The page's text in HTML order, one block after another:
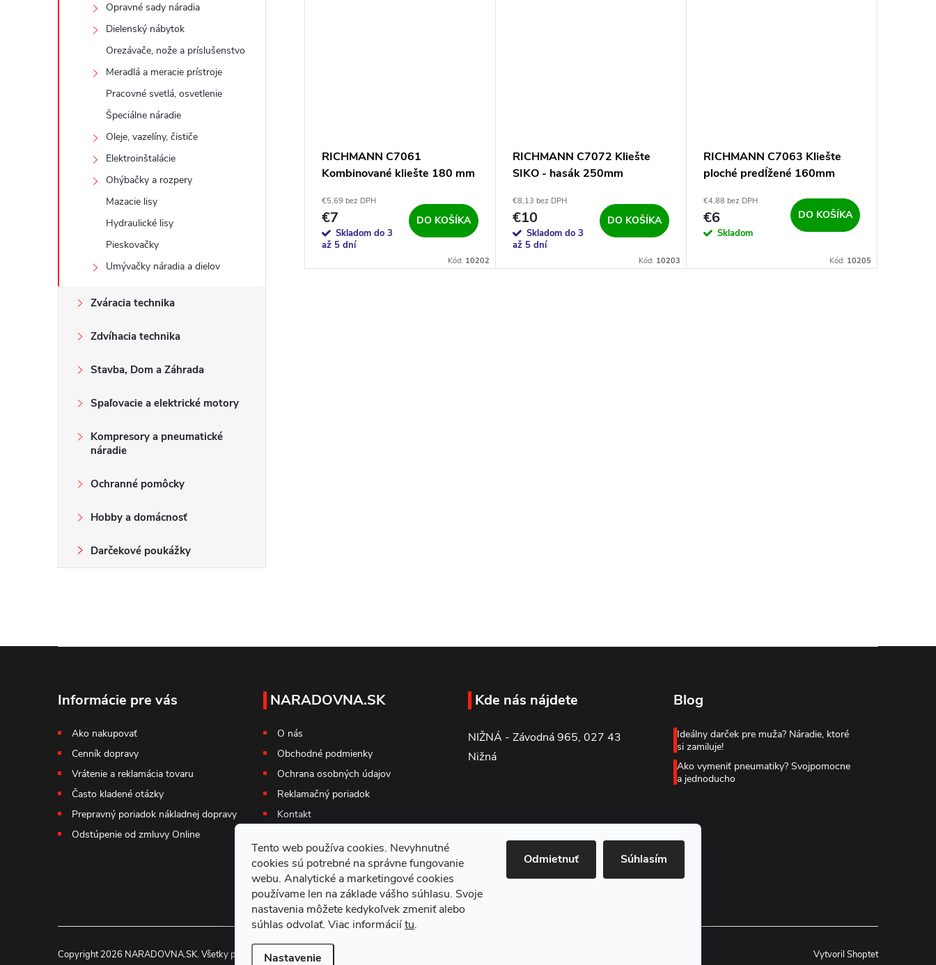
Tento web používa cookies. Nevyhnutné
cookies sú potrebné na správne fungovanie
webu. Analytické a marketingové cookies
používame len na základe vášho súhlasu. Svoje
nastavenia môžete kedykoľvek zmeniť alebo
súhlas odvolať. Viac informáciítu.
Nastavenie
Odmietnuť Súhlasím
Opravné sady náradia
Dielenský nábytok
Orezávače, nože a príslušenstvo
Meradlá a meracie prístroje
Pracovné svetlá, osvetlenie
Špeciálne náradie
Oleje, vazelíny, čističe
Elektroinštalácie
Ohýbačky a rozpery
Mazacie lisy
Hydraulické lisy
Pieskovačky
Umývačky náradia a dielov
Zváracia technika
Zdvíhacia technika
Stavba, Dom a Záhrada
Spaľovacie a elektrické motory
Kompresory a pneumatické
náradie
Ochranné pomôcky
Hobby a domácnosť
Darčekové poukážky
RICHMANN C7061
Kombinované kliešte 180 mm
€5,69 bez DPH
€7
Skladom do 3
až 5 dní
DO KOŠÍKA
Kód: 10202
RICHMANN C7072 Kliešte
SIKO - hasák 250mm
€8,13 bez DPH
€10
Skladom do 3
až 5 dní
DO KOŠÍKA
Kód: 10203
RICHMANN C7063 Kliešte
ploché predĺžené 160mm
€4,88 bez DPH
€6
Skladom
DO KOŠÍKA
Kód: 10205
Informácie pre vás
Ako nakupovať
Cenník dopravy
Vrátenie a reklamácia tovaru
Často kladené otázky
Prepravný poriadok nákladnej dopravy
Odstúpenie od zmluvy Online
NARADOVNA.SK
O nás
Obchodné podmienky
Ochrana osobných údajov
Reklamačný poriadok
Kontakt
Kde nás nájdete
NIŽNÁ - Závodná 965, 027 43
Nižná
Blog
Ideálny darček pre muža? Náradie, ktoré
si zamiluje!
Ako vymeniť pneumatiky? Svojpomocne
a jednoducho
Vytvoril Shoptet
Copyright 2026 NARADOVNA.SK. Všetky práva vyhradené.